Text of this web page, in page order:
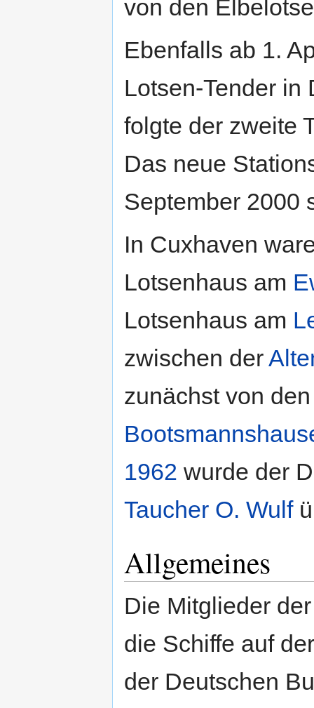
von den
Ebenfalls ab 1.
Lotsen-Tender in
folgte der zweite
Das neue
September 2000
In Cuxhaven
Lotsenhaus am
Lotsenhaus am
zwischen der
zunächst von
1962 wurde der
Taucher O. Wulf
Allgemeines
Die Mitglieder
die Schiffe auf
der Deutschen